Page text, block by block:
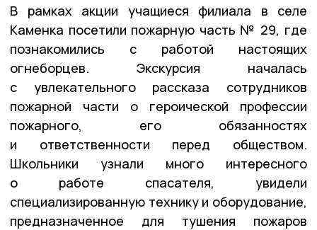
В рамках акции учащиеся филиала в селе
Каменка посетили пожарную часть № 29, где
познакомились с работой настоящих
огнеборцев. Экскурсия началась
с увлекательного рассказа сотрудников
пожарной части о героической профессии
пожарного, его обязанностях
и ответственности перед обществом.
Школьники узнали много интересного
о работе спасателя, увидели
специализированную технику и оборудование,
предназначенное для тушения пожаров